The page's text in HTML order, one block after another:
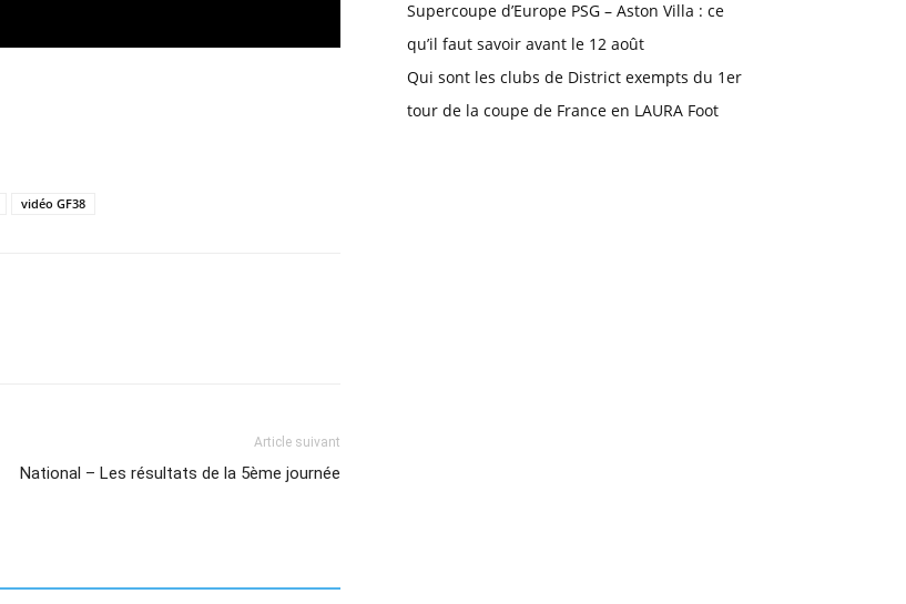
vidéo GF38
Article suivant
National – Les résultats de la 5ème journée
Supercoupe d’Europe PSG – Aston Villa : ce
qu’il faut savoir avant le 12 août
Qui sont les clubs de District exempts du 1er
tour de la coupe de France en LAURA Foot